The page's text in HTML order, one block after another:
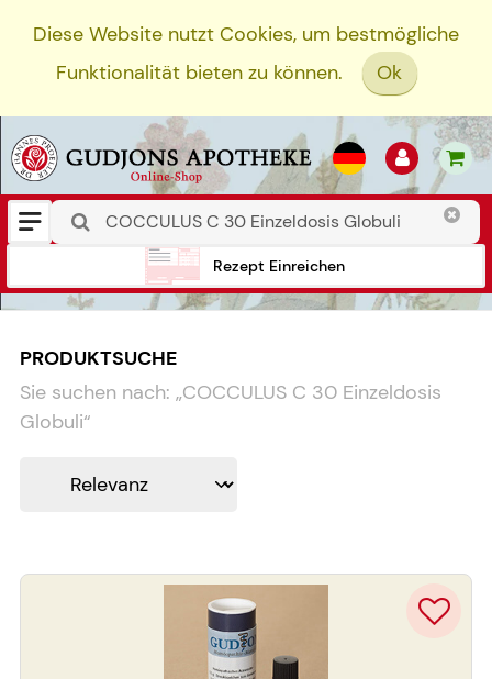
Diese Website nutzt Cookies, um bestmögliche
Funktionalität bieten zu können.
Ok
Rezept Einreichen
PRODUKTSUCHE
Sie suchen nach: „COCCULUS C 30 Einzeldosis
Globuli“